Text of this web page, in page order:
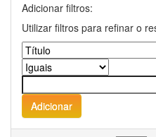
Adicionar filtros:
Utilizar filtros para refinar o